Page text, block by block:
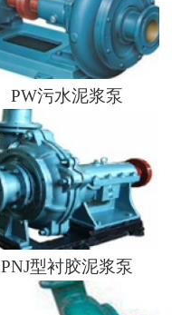
联系我们
PW污水泥浆泵
PNJ型衬胶泥浆泵